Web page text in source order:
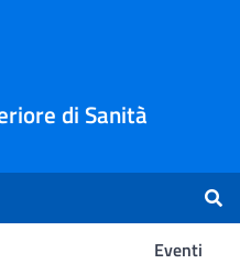
di Sanità
Eventi